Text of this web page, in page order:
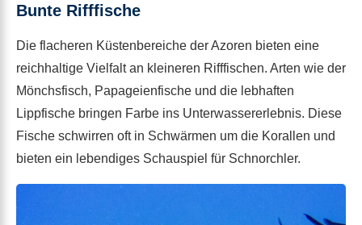
Bunte Rifffische
Die flacheren Küstenbereiche der Azoren bieten eine
reichhaltige Vielfalt an kleineren Rifffischen. Arten wie der
Mönchsfisch, Papageienfische und die lebhaften
Lippfische bringen Farbe ins Unterwassererlebnis. Diese
Fische schwirren oft in Schwärmen um die Korallen und
bieten ein lebendiges Schauspiel für Schnorchler.